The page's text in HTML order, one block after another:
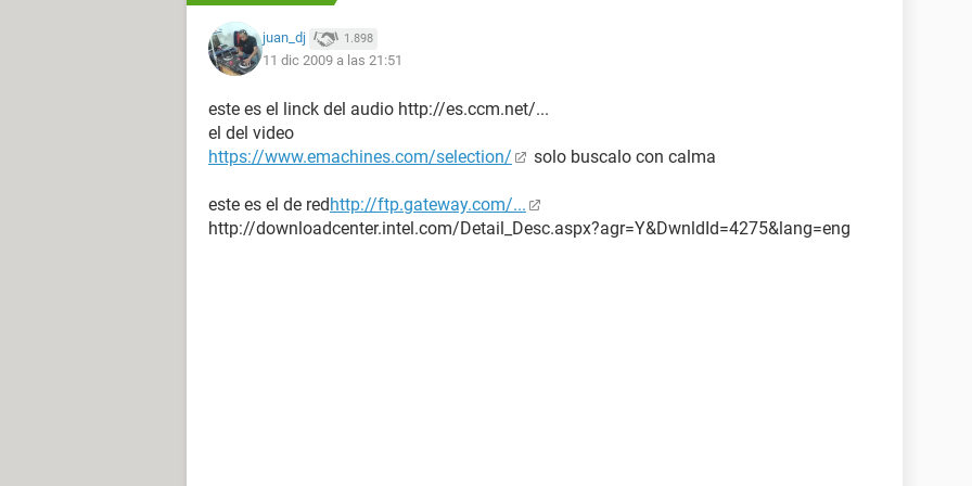
Fecha / Hora 2009-12-10 / 23:34
Placa base:
Nombre de la Placa Base Desconocido
Chipset de la Placa Base Desconocido
Memoria del Sistema 896 MB
Monitor:
juan_dj 1.898
11 dic 2009 a las 21:51
este es el linck del audio http://es.ccm.net/...
el del video
https://www.emachines.com/selection/
solo buscalo con calma
este es el de redhttp://ftp.gateway.com/...
http://downloadcenter.intel.com/Detail_Desc.aspx?agr=Y&DwnldId=4275&lang=eng